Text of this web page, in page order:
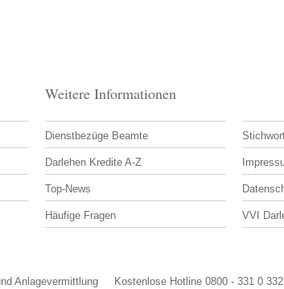
Weitere Informationen
Dienstbezüge Beamte
Darlehen Kredite A-Z
Top-News
Häufige Fragen VVI
Anlagevermittlung Kostenlose Hotline 0800 - 331 0